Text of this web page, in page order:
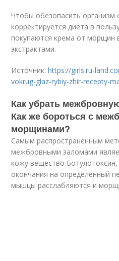
Чтобы обезопасить организм
корректируется диета в
покупаются крема от морщин
экстрактами.
Источник:https://girls.ru-
vokrug-glaz-rybiy-zhir-recepty-
Как убрать
Как же бороться с
морщинами?
Самым распространенным
межбровными заломами
кожу вещество
окончания на определенный
мышцы расслабляются и